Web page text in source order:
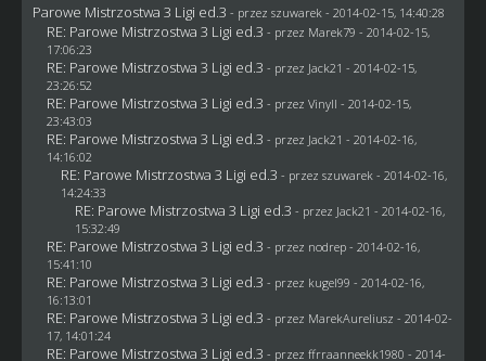
Parowe Mistrzostwa 3 Ligi ed.3 - przez szuwarek - 2014-02-15, 14:40:28
RE: Parowe Mistrzostwa 3 Ligi ed.3 - przez Marek79 - 2014-02-15,
17:06:23
RE: Parowe Mistrzostwa 3 Ligi ed.3 - przez Jack21 - 2014-02-15,
23:26:52
RE: Parowe Mistrzostwa 3 Ligi ed.3 - przez Vinyll - 2014-02-15,
23:43:03
RE: Parowe Mistrzostwa 3 Ligi ed.3 - przez Jack21 - 2014-02-16,
14:16:02
RE: Parowe Mistrzostwa 3 Ligi ed.3 - przez szuwarek - 2014-02-16,
14:24:33
RE: Parowe Mistrzostwa 3 Ligi ed.3 - przez Jack21 - 2014-02-16,
15:32:49
RE: Parowe Mistrzostwa 3 Ligi ed.3 - przez nodrep- 2014-02-16,
15:41:10
RE: Parowe Mistrzostwa 3 Ligi ed.3 - przez kugel99 - 2014-02-16,
16:13:01
RE: Parowe Mistrzostwa 3 Ligi ed.3 - przez MarekAureliusz - 2014-02-
17, 14:01:24
RE: Parowe Mistrzostwa 3 Ligi ed.3 - przez ffrraanneekk1980 - 2014-